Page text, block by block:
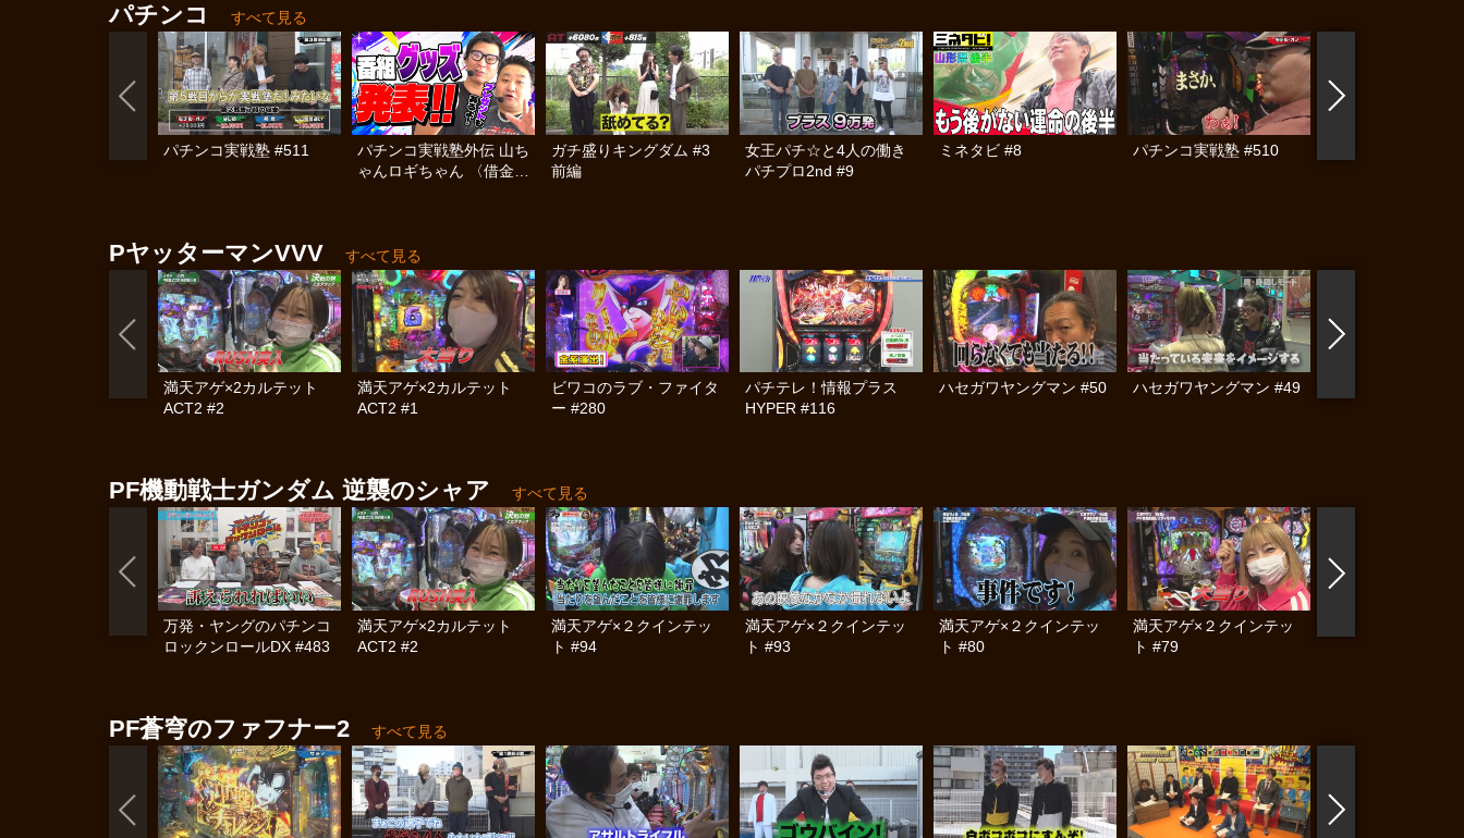
パチンコ すべて見る
パチンコ実戦塾 #511
パチンコ実戦塾外伝 山ち
ゃんロギちゃん 〈借金返
ガチ盛りキングダム #3
前編
女王パチ☆と4人の働き
パチプロ2nd #9
ミネタビ #8 パチンコ実戦塾 #510
PヤッターマンVVV すべて見る
満天アゲ×2カルテット
ACT2 #2
満天アゲ×2カルテット
ACT2 #1
ビワコのラブ・ファイタ
ー #280
パチテレ！情報プラス
HYPER #116
ハセガワヤングマン #50 ハセガワヤングマン #49
PF機動戦士ガンダム 逆襲のシャア すべて見る
万発・ヤングのパチンコ
ロックンロールDX #483
満天アゲ×2カルテット
ACT2 #2
満天アゲ×２クインテッ
ト #94
満天アゲ×２クインテッ
ト #93
満天アゲ×２クインテッ
ト #80
満天アゲ×２クインテッ
ト #79
PF蒼穹のファフナー2 すべて見る